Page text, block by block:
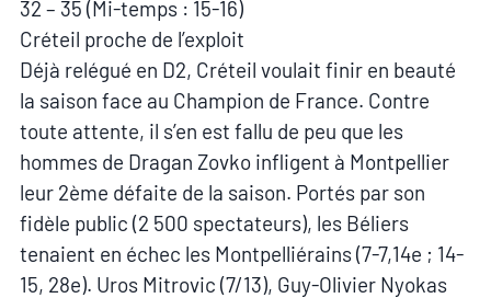
32 – 35 (Mi-temps : 15-16)
Créteil proche de l’exploit
Déjà relégué en D2, Créteil voulait finir en beauté
la saison face au Champion de France. Contre
toute attente, il s’en est fallu de peu que les
hommes de Dragan Zovko infligent à Montpellier
leur 2ème défaite de la saison. Portés par son
fidèle public (2 500 spectateurs), les Béliers
tenaient en échec les Montpelliérains (7-7,14e ; 14-
15, 28e). Uros Mitrovic (7/13), Guy-Olivier Nyokas